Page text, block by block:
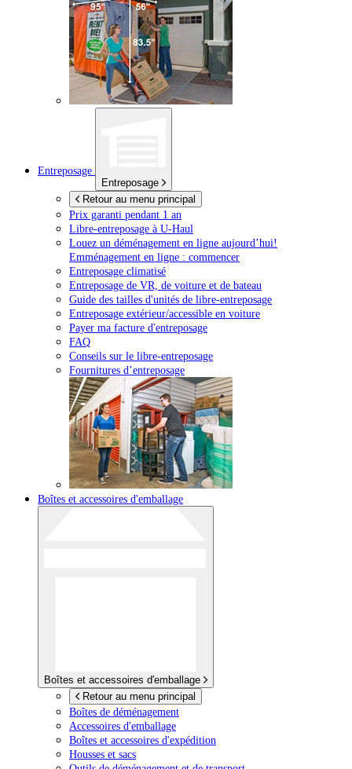
Entreposage
Entreposage
Retour au menu principal
Prix garanti pendant 1 an
Libre-entreposage à U-Haul
Louez un déménagement en ligne aujourd’hui!
Emménagement en ligne : commencer
Entreposage climatisé
Entreposage de VR, de voiture et de bateau
Guide des tailles d'unités de libre-entreposage
Entreposage extérieur/accessible en voiture
Payer ma facture d'entreposage
FAQ
Conseils sur le libre-entreposage
Fournitures d’entreposage
Boîtes et accessoires d'emballage
Boîtes et accessoires d'emballage
Retour au menu principal
Boîtes de déménagement
Accessoires d'emballage
Boîtes et accessoires d'expédition
Housses et sacs